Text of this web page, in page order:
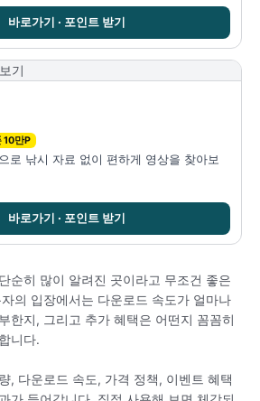
바로가기 · 포인트 받기
10만P
로 낚시 자료 없이 편하게 영상을 찾아보
바로가기 · 포인트 받기
순히 많이 알려진 곳이라고 무조건 좋은
의 입장에서는 다운로드 속도가 얼마나
한지, 그리고 추가 혜택은 어떤지 꼼꼼히
니다.
, 다운로드 속도, 가격 정책, 이벤트 혜택